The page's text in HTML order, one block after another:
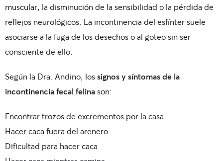
muscular, la disminución de la sensibilidad o la pérdida de
reflejos neurológicos. La incontinencia del esfínter suele
asociarse a la fuga de los desechos o al goteo sin ser
consciente de ello.
Según la Dra. Andino, lossignos y síntomas de la
incontinencia fecal felinason:
Encontrar trozos de excrementos por la casa
Hacer caca fuera del arenero
Dificultad para hacer caca